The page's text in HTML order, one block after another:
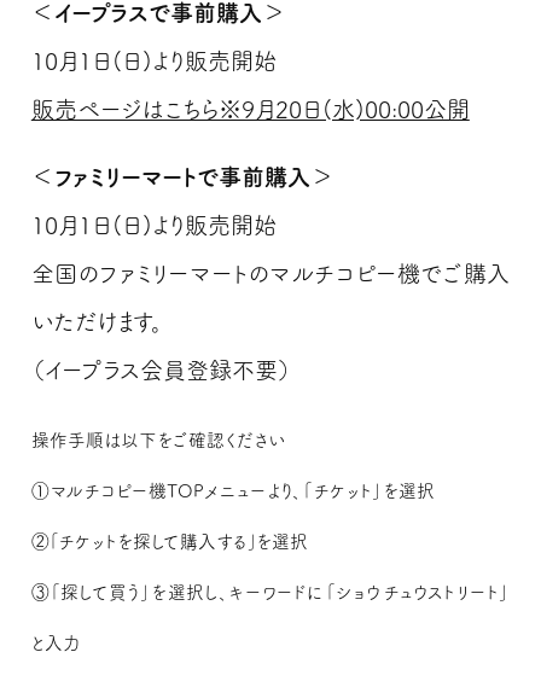
＜イープラスで事前購入＞
10月1日(日)より販売開始
販売ページはこちら※9月20日(水)00:00公開
＜ファミリーマートで事前購入＞
10月1日(日)より販売開始
全国のファミリーマートのマルチコピー機でご購入
いただけます。
（イープラス会員登録不要）
操作手順は以下をご確認ください
①マルチコピー機TOPメニューより、「チケット」を選択
②｢チケットを探して購入する｣を選択
③「探して買う」を選択し、キーワードに「ショウチュウストリート」
と入力